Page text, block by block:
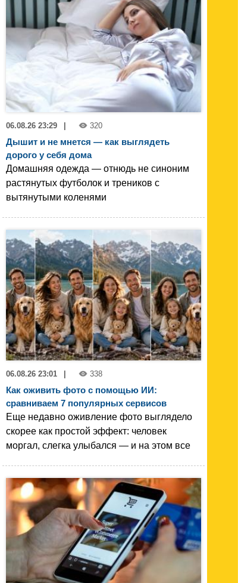
06.08.26 23:29 320
Дышит и не мнется — как выглядеть
дорого у себя дома
Домашняя одежда — отнюдь не синоним
растянутых футболок и треников с
вытянутыми коленями
06.08.26 23:01 | 338
Как оживить фото с помощью ИИ:
сравниваем 7 популярных сервисов
Еще недавно оживление фото выглядело
скорее как простой эффект: человек
моргал, слегка улыбался — и на этом все